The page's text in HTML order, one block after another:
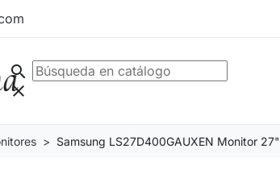
search
clear
Samsung LS27D400GAUXEN Monitor